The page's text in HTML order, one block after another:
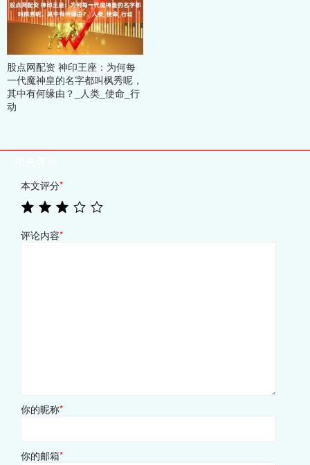
股点网配资 神印王座：为何每
一代魔神皇的名字都叫枫秀呢，
其中有何缘由？_人类_使命_行
动
本文评分*
评论内容*
你的昵称*
你的邮箱*